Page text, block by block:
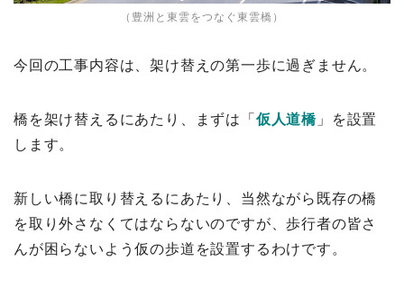
（豊洲と東雲をつなぐ東雲橋）
今回の工事内容は、架け替えの第一歩に過ぎません。
橋を架け替えるにあたり、まずは「 仮人道橋 」を設置
します。
新しい橋に取り替えるにあたり、当然ながら既存の橋
を取り外さなくてはならないのですが、歩行者の皆さ
んが困らないよう仮の歩道を設置するわけです。